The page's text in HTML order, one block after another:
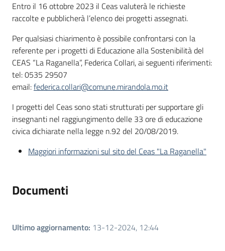
Entro il 16 ottobre 2023 il Ceas valuterà le richieste
raccolte e pubblicherà l’elenco dei progetti assegnati.
Per qualsiasi chiarimento è possibile confrontarsi con la
referente per i progetti di Educazione alla Sostenibilità del
CEAS “La Raganella”, Federica Collari, ai seguenti riferimenti:
tel: 0535 29507
email:federica.collari@comune.mirandola.mo.it
I progetti del Ceas sono stati strutturati per supportare gli
insegnanti nel raggiungimento delle 33 ore di educazione
civica dichiarate nella legge n.92 del 20/08/2019.
Maggiori informazioni sul sito del Ceas "La Raganella"
Documenti
Ultimo aggiornamento: 13-12-2024, 12:44